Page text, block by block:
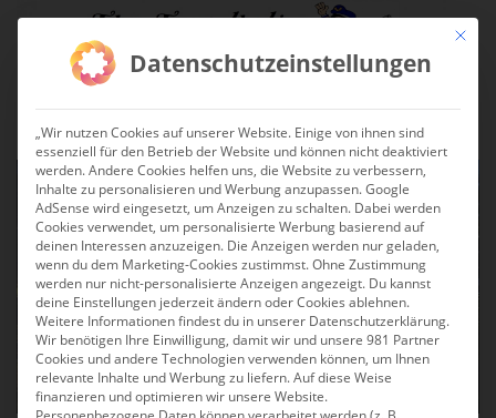
Skip to main content
Mit
Datenschutzeinstellungen
„Wir nutzen Cookies auf unserer Website. Einige von ihnen sind
essenziell für den Betrieb der Website und können nicht deaktiviert
werden. Andere Cookies helfen uns, die Website zu verbessern,
Inhalte zu personalisieren und Werbung anzupassen. Google
AdSense wird eingesetzt, um Anzeigen zu schalten. Dabei werden
Cookies verwendet, um personalisierte Werbung basierend auf
deinen Interessen anzuzeigen. Die Anzeigen werden nur geladen,
wenn du dem Marketing-Cookies zustimmst. Ohne Zustimmung
werden nur nicht-personalisierte Anzeigen angezeigt. Du kannst
deine Einstellungen jederzeit ändern oder Cookies ablehnen.
Weitere Informationen findest du in unserer Datenschutzerklärung.
Wir benötigen Ihre Einwilligung, damit wir und unsere 981 Partner
Cookies und andere Technologien verwenden können, um Ihnen
relevante Inhalte und Werbung zu liefern. Auf diese Weise
finanzieren und optimieren wir unsere Website.